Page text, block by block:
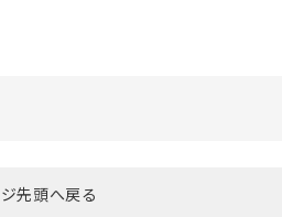
先頭へ戻る